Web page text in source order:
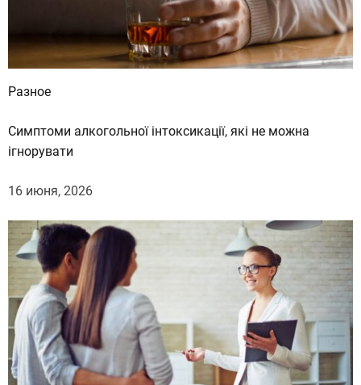
Разное
Симптоми алкогольної інтоксикації, які не можна
ігнорувати
16 июня, 2026